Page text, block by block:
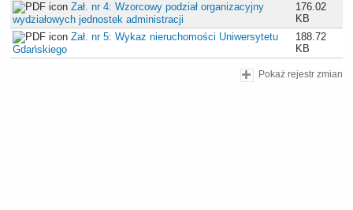
Zał. nr 4: Wzorcowy podział organizacyjny
wydziałowych jednostek administracji
176.02
KB
Zał. nr 5: Wykaz nieruchomości Uniwersytetu
Gdańskiego
188.72
KB
Pokaż rejestr zmian